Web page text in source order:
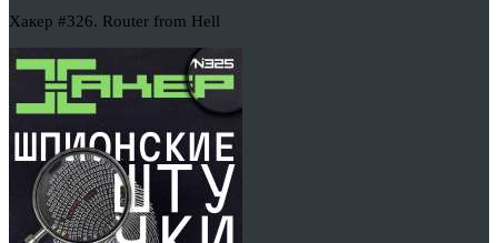
Хакер #326. Router from Hell